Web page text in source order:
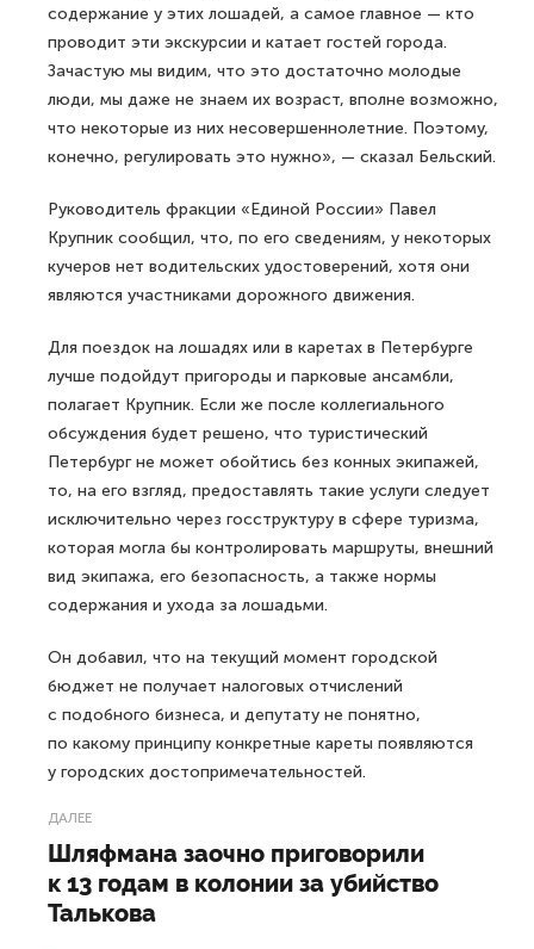
содержание у этих лошадей, а самое главное — кто
проводит эти экскурсии и катает гостей города.
Зачастую мы видим, что это достаточно молодые
люди, мы даже не знаем их возраст, вполне возможно,
что некоторые из них несовершеннолетние. Поэтому,
конечно, регулировать это нужно», — сказал Бельский.
Руководитель фракции «Единой России» Павел
Крупник сообщил, что, по его сведениям, у некоторых
кучеров нет водительских удостоверений, хотя они
являются участниками дорожного движения.
Для поездок на лошадях или в каретах в Петербурге
лучше подойдут пригороды и парковые ансамбли,
полагает Крупник. Если же после коллегиального
обсуждения будет решено, что туристический
Петербург не может обойтись без конных экипажей,
то, на его взгляд, предоставлять такие услуги следует
исключительно через госструктуру в сфере туризма,
которая могла бы контролировать маршруты, внешний
вид экипажа, его безопасность, а также нормы
содержания и ухода за лошадьми.
Он добавил, что на текущий момент городской
бюджет не получает налоговых отчислений
с подобного бизнеса, и депутату не понятно,
по какому принципу конкретные кареты появляются
у городских достопримечательностей.
ДАЛЕЕ
Шляфмана заочно приговорили
к 13 годам в колонии за убийство
Талькова